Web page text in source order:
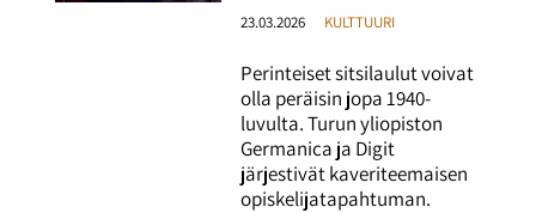
23.03.2026 KULTTUURI
Perinteiset sitsilaulut voivat
olla peräisin jopa 1940-
luvulta. Turun yliopiston
Germanica ja Digit
järjestivät kaveriteemaisen
opiskelijatapahtuman.